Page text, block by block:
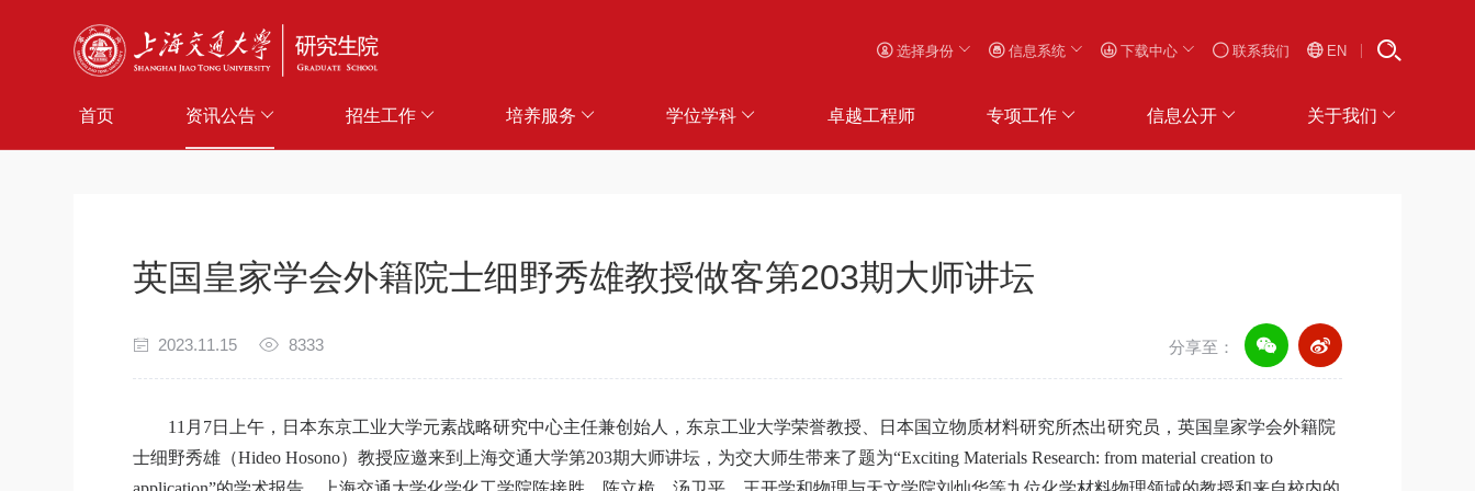
选择身份 信息系统 下载中心 联系我们 EN
首页 资讯公告 招生工作 培养服务 学位学科 卓越工程师 专项工作 信息公开 关于我们
英国皇家学会外籍院士细野秀雄教授做客第203期大师讲坛
2023.11.15 8333 分享至：
11 月 7日上午，日本东京工业大学元素战略研究中心主任兼创始人，东京工业大学荣誉教授、日本国立物质材料研究所杰出研究员，英国皇家学会外籍院
士细野秀雄（Hideo Hosono）教授应邀来到上海交通大学第203期大师讲坛，为交大师生带来了题为“Exciting Materials Research: from material creation to